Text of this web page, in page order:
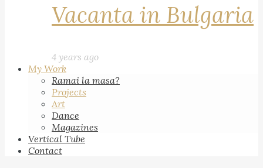
Vacanta in Bulgaria
4 years ago
My Work
Ramai la masa?
Projects
Art
Dance
Magazines
Vertical Tube
Contact